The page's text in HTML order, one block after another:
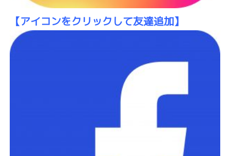
【アイコンをクリックして友達追加】